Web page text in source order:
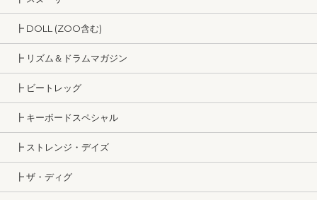
┣ DOLL (ZOO含む)
┣ リズム＆ドラムマガジン
┣ ビートレッグ
┣ キーボードスペシャル
┣ ストレンジ・デイズ
┣ ザ・ディグ